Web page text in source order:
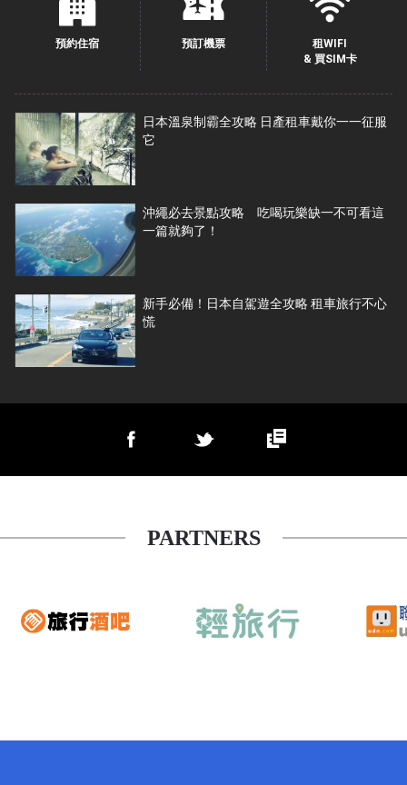
預約住宿 預訂機票
租WIFI
& 買SIM卡
日本溫泉制霸全攻略 日產租車戴你一一征服
它
沖繩必去景點攻略 吃喝玩樂缺一不可看這
一篇就夠了！
新手必備！日本自駕遊全攻略 租車旅行不心
慌
PARTNERS